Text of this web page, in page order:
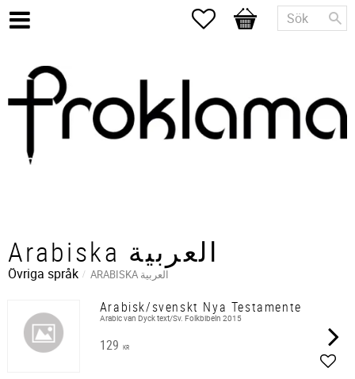
Favoriter
Kundvagn
Arabiska العربية
Övriga språk ARABISKA العربية
Arabisk/svenskt Nya Testamente
Arabic van Dyck text/Sv. Folkbibeln 2015
129 KR